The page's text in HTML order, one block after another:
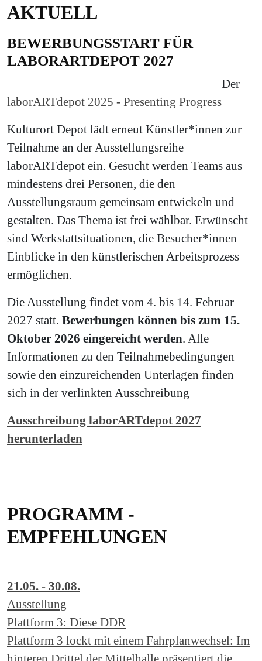
AKTUELL
BEWERBUNGSSTART FÜR
LABORARTDEPOT 2027
laborARTdepot 2025 - Presenting Progress
Der
Kulturort Depot lädt erneut Künstler*innen zur
Teilnahme an der Ausstellungsreihe
laborARTdepot ein. Gesucht werden Teams aus
mindestens drei Personen, die den
Ausstellungsraum gemeinsam entwickeln und
gestalten. Das Thema ist frei wählbar. Erwünscht
sind Werkstattsituationen, die Besucher*innen
Einblicke in den künstlerischen Arbeitsprozess
ermöglichen.
Die Ausstellung findet vom 4. bis 14. Februar
2027 statt. Bewerbungen können bis zum 15.
Oktober 2026 eingereicht werden. Alle
Informationen zu den Teilnahmebedingungen
sowie den einzureichenden Unterlagen finden
sich in der verlinkten Ausschreibung
Ausschreibung laborARTdepot 2027
herunterladen
PROGRAMM -
EMPFEHLUNGEN
21.05. - 30.08.
Ausstellung
Plattform 3: Diese DDR
Plattform 3 lockt mit einem Fahrplanwechsel: Im